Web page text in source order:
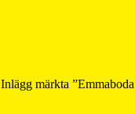
Inlägg märkta